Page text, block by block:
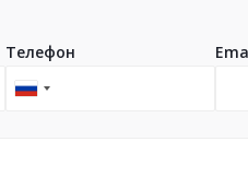
Телефон
Russia